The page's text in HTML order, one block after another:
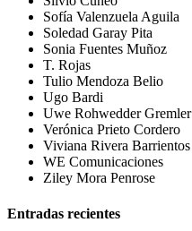
Sofía Valenzuela Aguila
Soledad Garay Pita
Sonia Fuentes Muñoz
T. Rojas
Tulio Mendoza Belio
Ugo Bardi
Uwe Rohwedder Gremler
Verónica Prieto Cordero
Viviana Rivera Barrientos
WE Comunicaciones
Ziley Mora Penrose
Entradas recientes